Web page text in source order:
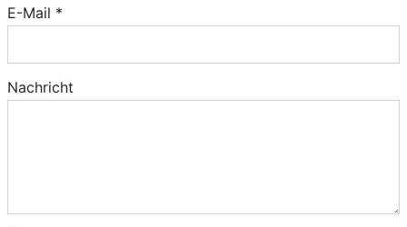
E-Mail *
Nachricht